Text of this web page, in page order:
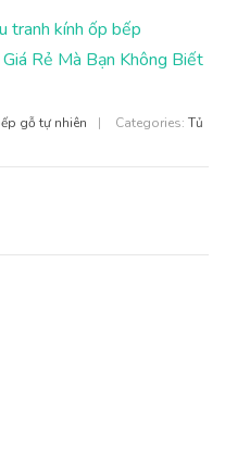
tranh kính ốp bếp
Rẻ Mà Bạn Không Biết
gỗ tự nhiên | Categories: Tủ